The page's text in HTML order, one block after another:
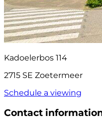
Kadoelerbos 114
2715 SE Zoetermeer
Schedule a viewing
Contact